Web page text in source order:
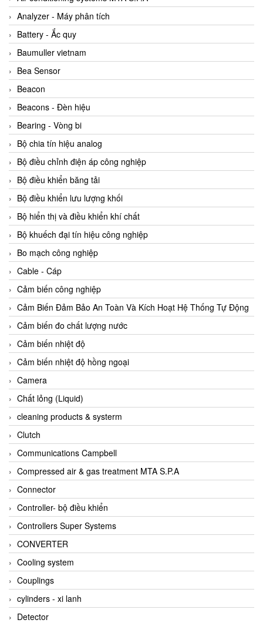
Accepta Vietnam
ACCUMAC Vietnam
AccuWeb Vietnam
Acey
ACOEM Vietnam
ADCA Vietnam
ADFweb Vietnam
Adler Vietnam
Ados Vietnam
Advanced Energy Vietnam
Advantech Vietnam
Agate Vietnam
AGR International Vietnam
Aichi Tokei Denki Vietnam
Aii Vietnam
AIKOH
AINUO Vietnam
AIR MAJOR
Aira Euro Automation
Airtac Vietnam
Airtec Vietnam
AI-Tek Vietnam
Akerstroms Viet Nam
AKO Armaturen & Separationstechnik
AKO Armaturen & Separationstechnik Vietnam
AKUSENSE
ALA OFFICINE SPA
Albrecht-Automatik Viet Nam
Allen Bradley Vietnam
Alpha Moisture Vietnam
Alpha-Achem Vietnam
Alphino
ALRE-IT Vietnam
Altech
Analyzer - Máy phân tích
Battery - Ắc quy
Baumuller vietnam
Bea Sensor
Beacon
Beacons - Đèn hiệu
Bearing - Vòng bi
Bộ chia tín hiệu analog
Bộ điều chỉnh điện áp công nghiệp
Bộ điều khiển băng tải
Bộ điều khiển lưu lượng khối
Bộ hiển thị và điều khiển khí chất
Bộ khuếch đại tín hiệu công nghiệp
Bo mạch công nghiệp
Cable - Cáp
Cảm biến công nghiệp
Cảm Biến Đảm Bảo An Toàn Và Kích Hoạt Hệ Thống Tự Động
Cảm biến đo chất lượng nước
Cảm biến nhiệt độ
Cảm biến nhiệt độ hồng ngoại
Camera
Chất lỏng (Liquid)
cleaning products & systerm
Clutch
Communications Campbell
Compressed air & gas treatment MTA S.P.A
Connector
Controller- bộ điều khiển
Controllers Super Systems
CONVERTER
Cooling system
Couplings
cylinders - xi lanh
Detector